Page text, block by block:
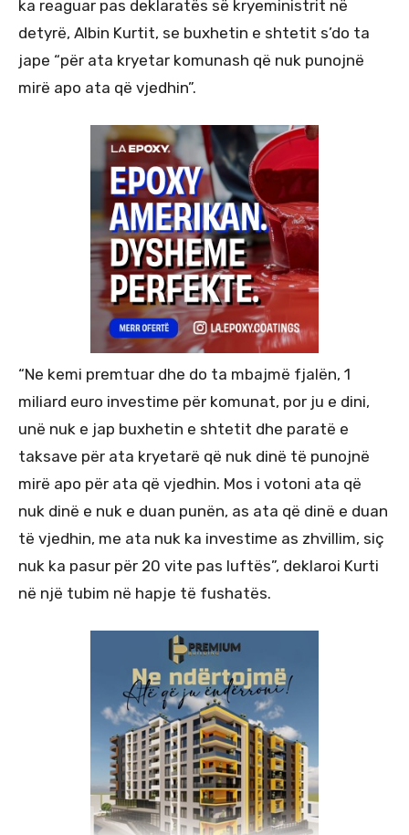
ka reaguar pas deklaratës së kryeministrit në
detyrë, Albin Kurtit, se buxhetin e shtetit s’do ta
jape “për ata kryetar komunash që nuk punojnë
mirë apo ata që vjedhin”.
“Ne kemi premtuar dhe do ta mbajmë fjalën, 1
miliard euro investime për komunat, por ju e dini,
unë nuk e jap buxhetin e shtetit dhe paratë e
taksave për ata kryetarë që nuk dinë të punojnë
mirë apo për ata që vjedhin. Mos i votoni ata që
nuk dinë e nuk e duan punën, as ata që dinë e duan
të vjedhin, me ata nuk ka investime as zhvillim, siç
nuk ka pasur për 20 vite pas luftës”, deklaroi Kurti
në një tubim në hapje të fushatës.